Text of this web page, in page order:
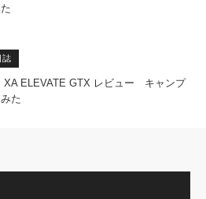
誌
XA ELEVATE GTX レビュー キャンプ
た